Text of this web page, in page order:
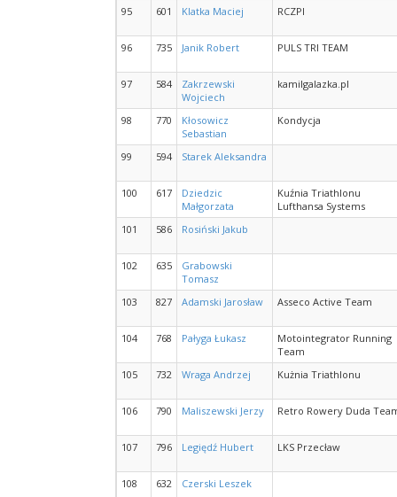
95 601 Klatka Maciej RCZPI
96 735 Janik Robert PULS TRI TEAM
97 584
Zakrzewski
Wojciech
kamilgalazka.pl
98 770
Kłosowicz
Sebastian
Kondycja
99 594 Starek Aleksandra
100 617
Dziedzic
Małgorzata
Kuźnia Triathlonu
Lufthansa Systems
101
586 Rosiński Jakub
102 635
Grabowski
Tomasz
103
827 Adamski Jarosław Asseco Active Team
104 768 Pałyga Łukasz
Motointegrator Running
Team
105
732 Wraga Andrzej Kużnia Triathlonu
106 790 Maliszewski Jerzy Retro Rowery Duda
107 796 Legiędź Hubert LKS Przecław
108 632 Czerski Leszek